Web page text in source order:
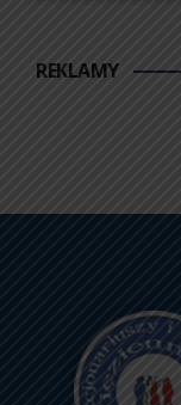
REKLAMY